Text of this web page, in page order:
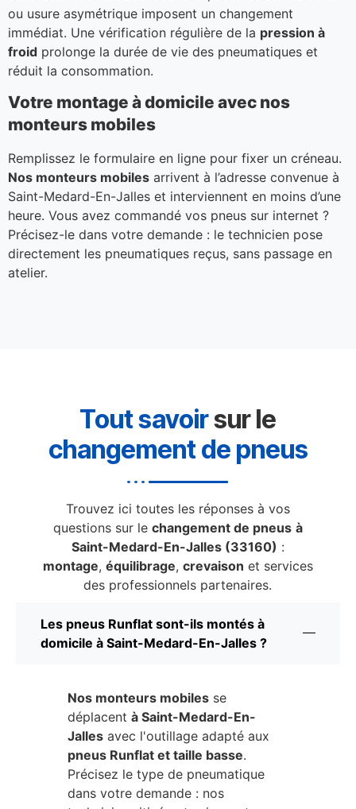
ou usure asymétrique imposent un changement
immédiat. Une vérification régulière de la pression à
froid prolonge la durée de vie des pneumatiques et
réduit la consommation.
Votre montage à domicile avec nos
monteurs mobiles
Remplissez le formulaire en ligne pour fixer un créneau.
Nos monteurs mobiles arrivent à l’adresse convenue à
Saint-Medard-En-Jalles et interviennent en moins d’une
heure. Vous avez commandé vos pneus sur internet ?
Précisez-le dans votre demande : le technicien pose
directement les pneumatiques reçus, sans passage en
atelier.
Tout savoirsur le
changement de pneus
Trouvez ici toutes les réponses à vos
questions sur le changement de pneus à
Saint-Medard-En-Jalles (33160) :
montage, équilibrage, crevaison et services
des professionnels partenaires.
Les pneus Runflat sont-ils montés à
domicile à Saint-Medard-En-Jalles ?
Nos monteurs mobiles se
déplacent à Saint-Medard-En-
Jalles avec l'outillage adapté aux
pneus Runflat et taille basse.
Précisez le type de pneumatique
dans votre demande : nos